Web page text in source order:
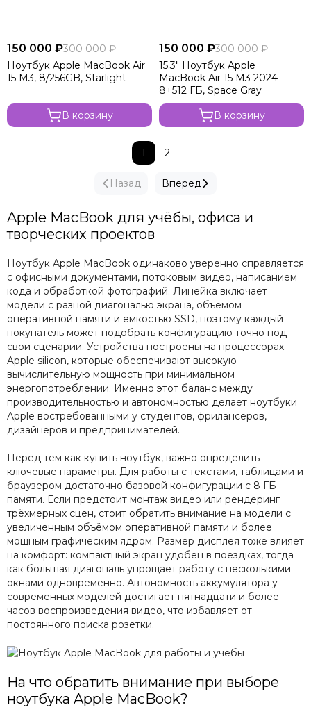
150 000 ₽300 000 ₽
Ноутбук Apple MacBook Air
15 M3, 8/256GB, Starlight
В корзину
150 000 ₽300 000 ₽
15.3" Ноутбук Apple
MacBook Air 15 M3 2024
8+512 ГБ, Space Gray
В корзину
Назад
1 2
Вперед
Apple MacBook для учёбы, офиса и
творческих проектов
Ноутбук Apple MacBook одинаково уверенно справляется
с офисными документами, потоковым видео, написанием
кода и обработкой фотографий. Линейка включает
модели с разной диагональю экрана, объёмом
оперативной памяти и ёмкостью SSD, поэтому каждый
покупатель может подобрать конфигурацию точно под
свои сценарии. Устройства построены на процессорах
Apple silicon, которые обеспечивают высокую
вычислительную мощность при минимальном
энергопотреблении. Именно этот баланс между
производительностью и автономностью делает ноутбуки
Apple востребованными у студентов, фрилансеров,
дизайнеров и предпринимателей.
Перед тем как купить ноутбук, важно определить
ключевые параметры. Для работы с текстами, таблицами и
браузером достаточно базовой конфигурации с 8 ГБ
памяти. Если предстоит монтаж видео или рендеринг
трёхмерных сцен, стоит обратить внимание на модели с
увеличенным объёмом оперативной памяти и более
мощным графическим ядром. Размер дисплея тоже влияет
на комфорт: компактный экран удобен в поездках, тогда
как большая диагональ упрощает работу с несколькими
окнами одновременно. Автономность аккумулятора у
современных моделей достигает пятнадцати и более
часов воспроизведения видео, что избавляет от
постоянного поиска розетки.
На что обратить внимание при выборе
ноутбука Apple MacBook?